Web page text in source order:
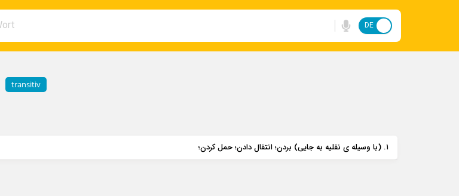
FA
DE
transitiv
۱. (با وسیله ی نقلیه به جایی) بردن؛ انتقال دادن؛ حمل کردن؛